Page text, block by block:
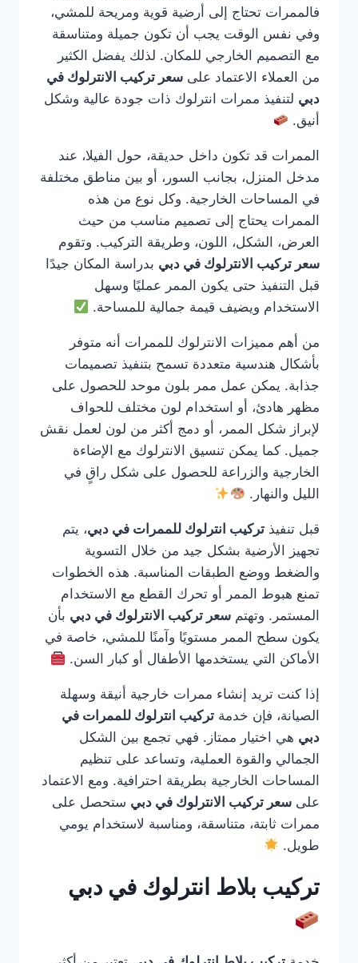
فالممرات تحتاج إلى أرضية قوية ومريحة للمشي،
وفي نفس الوقت يجب أن تكون جميلة ومتناسقة
مع التصميم الخارجي للمكان. لذلك يفضل الكثير
من العملاء الاعتماد على سعر تركيب الانترلوك في
دبي لتنفيذ ممرات انترلوك ذات جودة عالية وشكل
أنيق.
الممرات قد تكون داخل حديقة، حول الفيلا، عند
مدخل المنزل، بجانب السور، أو بين مناطق مختلفة
في المساحات الخارجية. وكل نوع من هذه
الممرات يحتاج إلى تصميم مناسب من حيث
العرض، الشكل، اللون، وطريقة التركيب. وتقوم
سعر تركيب الانترلوك في دبي بدراسة المكان جيدًا
قبل التنفيذ حتى يكون الممر عمليًا وسهل
الاستخدام ويضيف قيمة جمالية للمساحة.
من أهم مميزات الانترلوك للممرات أنه متوفر
بأشكال هندسية متعددة تسمح بتنفيذ تصميمات
جذابة. يمكن عمل ممر بلون موحد للحصول على
مظهر هادئ، أو استخدام لون مختلف للحواف
لإبراز شكل الممر، أو دمج أكثر من لون لعمل نقش
جميل. كما يمكن تنسيق الانترلوك مع الإضاءة
الخارجية والزراعة للحصول على شكل راقٍ في
الليل والنهار.
قبل تنفيذ تركيب انترلوك للممرات في دبي، يتم
تجهيز الأرضية بشكل جيد من خلال التسوية
والضغط ووضع الطبقات المناسبة. هذه الخطوات
تمنع هبوط الممر أو تحرك القطع مع الاستخدام
المستمر. وتهتم سعر تركيب الانترلوك في دبي بأن
يكون سطح الممر مستويًا وآمنًا للمشي، خاصة في
الأماكن التي يستخدمها الأطفال أو كبار السن.
إذا كنت تريد إنشاء ممرات خارجية أنيقة وسهلة
الصيانة، فإن خدمة تركيب انترلوك للممرات في
دبي هي اختيار ممتاز. فهي تجمع بين الشكل
الجمالي والقوة العملية، وتساعد على تنظيم
المساحات الخارجية بطريقة احترافية. ومع الاعتماد
على سعر تركيب الانترلوك في دبي ستحصل على
ممرات ثابتة، متناسقة، ومناسبة لاستخدام يومي
طويل.
تركيب بلاط انترلوك في دبي